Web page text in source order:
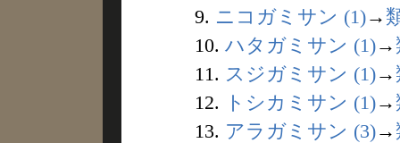
9. ニコガミサン (1)→
10. ハタガミサン (1)→
11. スジガミサン (1)→
12.
トシカミサン (1)→
13. アラガミサン (3)→